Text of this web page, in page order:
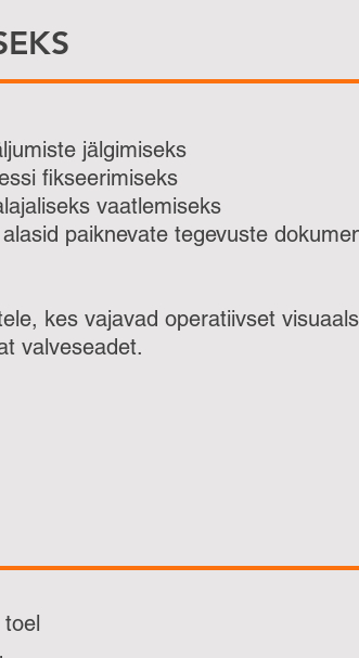
jälgimiseks
fikseerimiseks
vaatlemiseks
paiknevate tegevuste
kes vajavad operatiivset
valveseadet.